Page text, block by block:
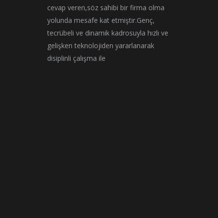
cevap veren,söz sahibi bir firma olma
yolunda mesafe kat etmiştir.Genç,
tecrübeli ve dinamik kadrosuyla hızlı ve
gelişken teknolojiden yararlanarak
disiplinli çalışma ile